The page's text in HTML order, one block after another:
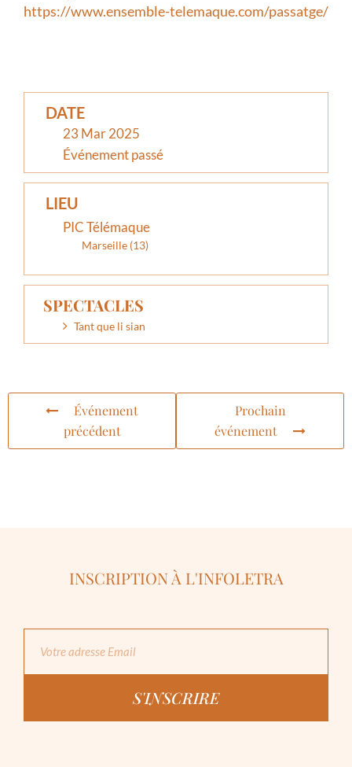
https://www.ensemble-telemaque.com/passatge/
DATE
23 Mar 2025
Événement passé
LIEU
PIC Télémaque
Marseille (13)
SPECTACLES
Tant que li sian
Événement
précédent
Prochain
événement
INSCRIPTION À L'INFOLETRA
S'INSCRIRE